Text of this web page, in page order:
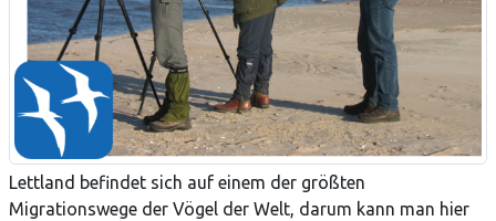
Lettland befindet sich auf einem der größten
Migrationswege der Vögel der Welt, darum kann man hier